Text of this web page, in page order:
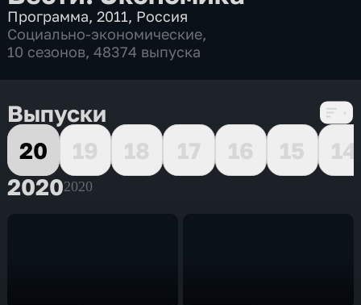
Программа,2011, Россия
Социально-экономические,
10 сезонов, 48374 выпуска
Выпуски
20
19 18 17 16 15
14
20202020